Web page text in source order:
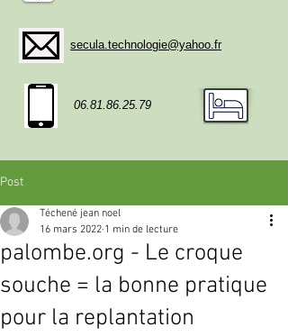
secula.technologie@yahoo.fr
06.81.86.25.79
Post
palombe.org - Le croque
souche = la bonne pratique
pour la replantation
Téchené jean noel
16 mars 2022 1 min de lecture